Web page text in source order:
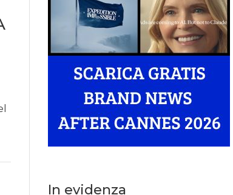
In evidenza